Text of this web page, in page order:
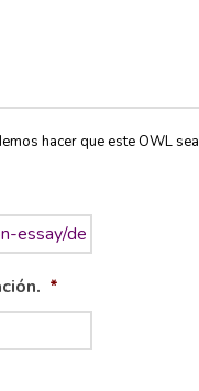
hacer que este OWL
*